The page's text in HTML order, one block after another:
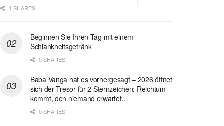
1 SHARES
Beginnen Sie Ihren Tag mit einem
Schlankheitsgetränk
0 SHARES
Baba Vanga hat es vorhergesagt – 2026 öffnet
sich der Tresor für 2 Sternzeichen: Reichtum
kommt, den niemand erwartet…
0 SHARES